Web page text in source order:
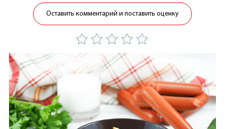
Оставить комментарий и поставить оценку